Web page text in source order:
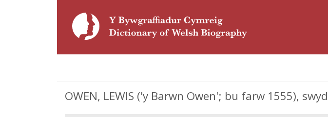
OWEN, LEWIS ('y Barwn Owen'; bu farw 1555),